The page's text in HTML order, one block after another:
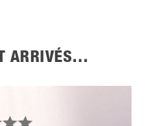
ARRIVÉS…